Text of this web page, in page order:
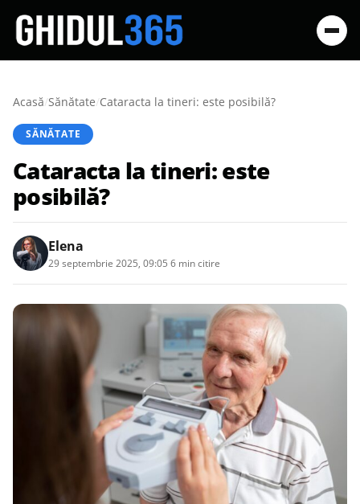
Acasă/Sănătate/Cataracta la tineri: este posibilă?
SĂNĂTATE
Cataracta la tineri: este
posibilă?
Elena
29 septembrie 2025, 09:05 6 min citire